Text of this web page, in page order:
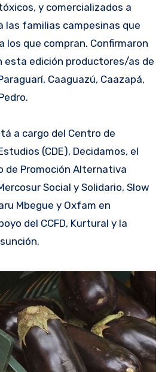
y comercializados a
las familias campesinas que
los que compran. Confirmaron
esta edición productores/as de
Caaguazú, Caazapá,
a cargo del Centro de
(CDE), Decidamos, el
de Promoción Alternativa
Social y Solidario, Slow
Mbegue y Oxfam en
del CCFD, Kurtural y la